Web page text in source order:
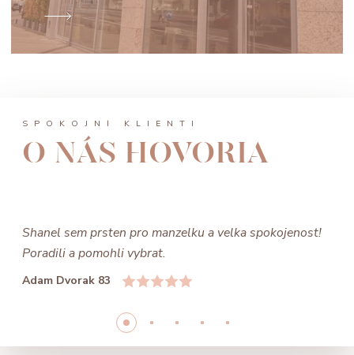
SPOKOJNÍ KLIENTI
O NÁS HOVORIA
Shanel sem prsten pro manzelku a velka spokojenost!
Poradili a pomohli vybrat.
Adam Dvorak 83